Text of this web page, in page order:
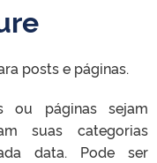
posts e páginas.
ou páginas sejam
suas categorias
data. Pode ser